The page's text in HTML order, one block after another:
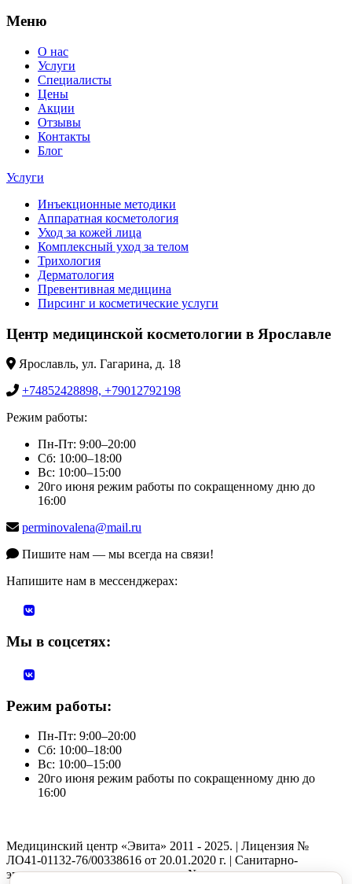
Меню
О нас
Услуги
Специалисты
Цены
Акции
Отзывы
Контакты
Блог
Услуги
Инъекционные методики
Аппаратная косметология
Уход за кожей лица
Комплексный уход за телом
Трихология
Дерматология
Превентивная медицина
Пирсинг и косметические услуги
Центр медицинской косметологии в Ярославле
Ярославль, ул. Гагарина, д. 18
+74852428898, +79012792198
Режим работы:
Пн-Пт: 9:00–20:00
Сб: 10:00–18:00
Вс: 10:00–15:00
20го июня режим работы по сокращенному дню до
16:00
perminovalena@mail.ru
Пишите нам — мы всегда на связи!
Напишите нам в мессенджерах:
Мы в соцсетях:
Режим работы:
Пн-Пт: 9:00–20:00
Сб: 10:00–18:00
Вс: 10:00–15:00
20го июня режим работы по сокращенному дню до
16:00
Медицинский центр «Эвита» 2011 - 2025. | Лицензия №
ЛО41-01132-76/00338616 от 20.01.2020 г. | Санитарно-
эпидемиологическое заключение №